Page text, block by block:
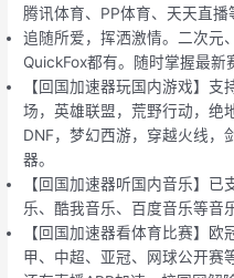
腾讯体育、PP体育、天天直播
追随所爱，挥洒激情。二次元
QuickFox都有。随时掌握最新
【回国加速器玩国内游戏】
场，英雄联盟，荒野行动，绝
DNF，梦幻西游，穿越火线，
器。
【回国加速器听国内音乐】
乐、酷我音乐、百度音乐等音
【回国加速器看体育比赛】
甲、中超、亚冠、网球公开赛